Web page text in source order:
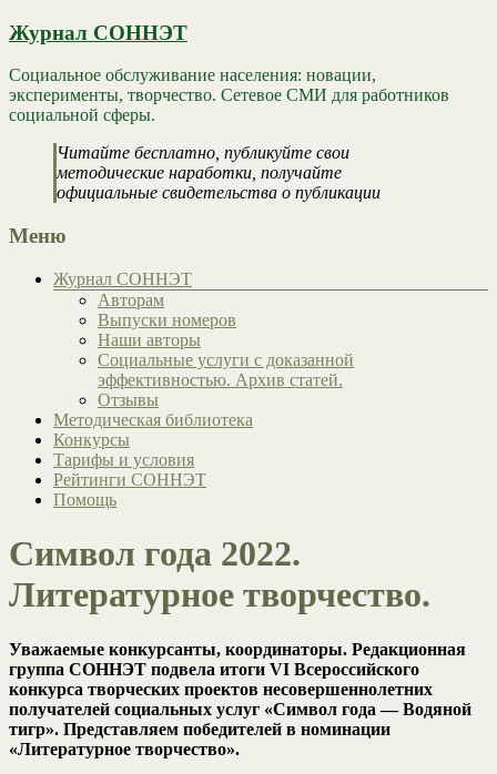
Журнал СОННЭТ
Социальное обслуживание населения: новации,
эксперименты, творчество. Сетевое СМИ для работников
социальной сферы.
Читайте бесплатно, публикуйте свои
методические наработки, получайте
официальные свидетельства о публикации
Меню
Журнал СОННЭТ
Авторам
Выпуски номеров
Наши авторы
Социальные услуги с доказанной
эффективностью. Архив статей.
Отзывы
Методическая библиотека
Конкурсы
Тарифы и условия
Рейтинги СОННЭТ
Помощь
Символ года 2022.
Литературное творчество.
Уважаемые конкурсанты, координаторы. Редакционная
группа СОННЭТ подвела итоги VI Всероссийского
конкурса творческих проектов несовершеннолетних
получателей социальных услуг «Символ года — Водяной
тигр». Представляем победителей в номинации
«Литературное творчество».